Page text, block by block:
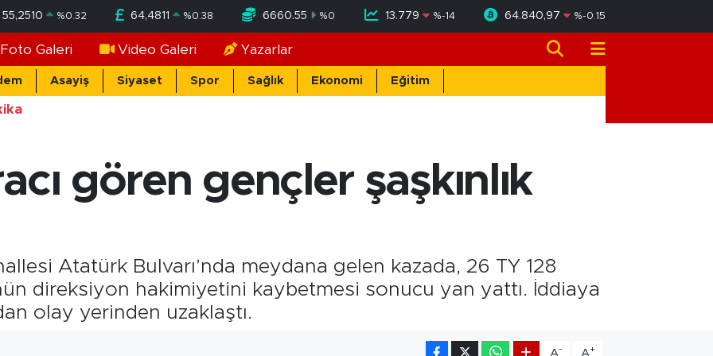
55,2510 %0.32 64,4811 %0.38 6660.55 %0 13.779 %-14 64.840,97 %-0.15
Foto Galeri Video Galeri Yazarlar
Asayiş Siyaset Spor Sağlık Ekonomi Eğitim
gören gençler şaşkınlık
Atatürk Bulvarı’nda meydana gelen kazada, 26 TY 128
direksiyon hakimiyetini kaybetmesi sonucu yan yattı. İddiaya
olay yerinden uzaklaştı.
A- A+